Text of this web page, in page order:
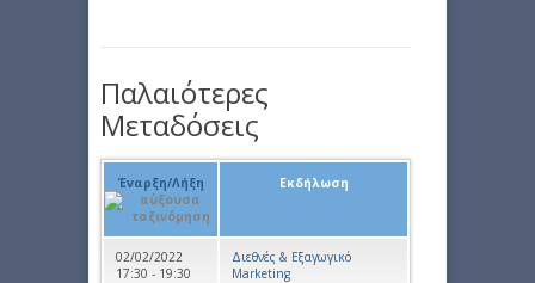
Παλαιότερες
Μεταδόσεις
Έναρξη/Λήξη Εκδήλωση
02/02/2022
17:30 - 19:30
Διεθνές & Εξαγωγικό
Marketing